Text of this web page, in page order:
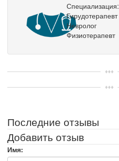
Специализация:
Гирудотерапевт
Невролог
Физиотерапевт
Последние отзывы
Добавить отзыв
Имя: